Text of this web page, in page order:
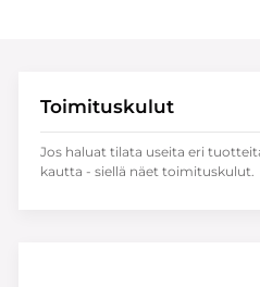
Toimituskulut
Jos haluat tilata useita eri
kautta - siellä näet toimituskulut.